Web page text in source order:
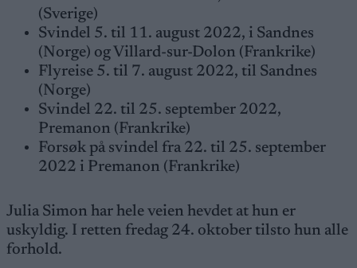
(Sverige)
Svindel 5. til 11. august 2022, i Sandnes
(Norge) og Villard-sur-Dolon (Frankrike)
Flyreise 5. til 7. august 2022, til Sandnes
(Norge)
Svindel 22. til 25. september 2022,
Premanon (Frankrike)
Forsøk på svindel fra 22. til 25. september
2022 i Premanon (Frankrike)
Julia Simon har hele veien hevdet at hun er
uskyldig. I retten fredag 24. oktober tilsto hun alle
forhold.